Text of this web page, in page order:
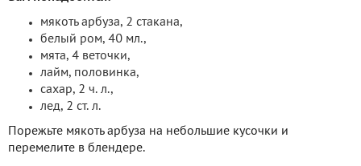
мякоть арбуза, 2 стакана,
белый ром, 40 мл.,
мята, 4 веточки,
лайм, половинка,
сахар, 2 ч. л.,
лед, 2 ст. л.
Порежьте мякоть арбуза на небольшие кусочки и
перемелите в блендере.